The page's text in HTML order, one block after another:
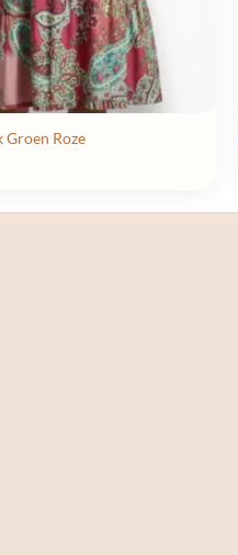
Groen Roze